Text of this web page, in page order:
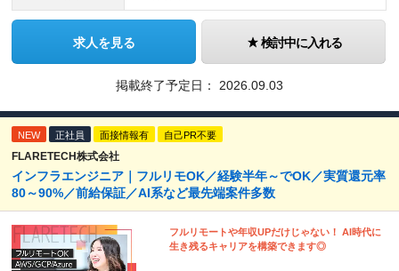
求人を見る 検討中に入れる
掲載終了予定日： 2026.09.03
NEW 正社員 面接情報有 自己PR不要
FLARETECH株式会社
インフラエンジニア｜フルリモOK／経験半年～でOK／実質還元率
80～90%／前給保証／AI系など最先端案件多数
フルリモートや年収UPだけじゃない！ AI時代に
生き残るキャリアを構築できます◎